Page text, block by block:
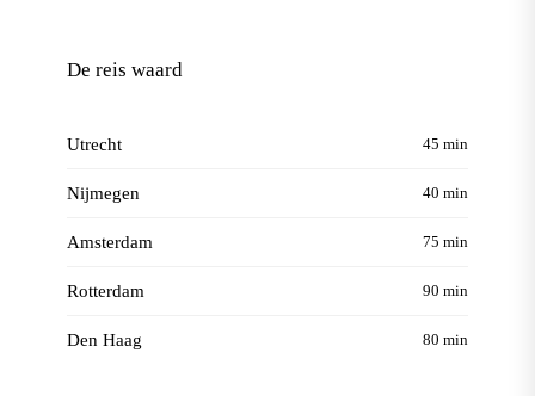
De reis waard
Utrecht 45 min
Nijmegen 40 min
Amsterdam 75 min
Rotterdam 90 min
Den Haag 80 min